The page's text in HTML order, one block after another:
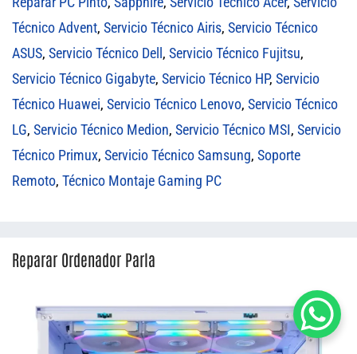
Técnico Advent, Servicio Técnico Airis, Servicio Técnico
ASUS, Servicio Técnico Dell, Servicio Técnico Fujitsu,
Servicio Técnico Gigabyte, Servicio Técnico HP, Servicio
Técnico Huawei, Servicio Técnico Lenovo, Servicio Técnico
LG, Servicio Técnico Medion, Servicio Técnico MSI, Servicio
Técnico Primux, Servicio Técnico Samsung, Soporte
Remoto, Técnico Montaje Gaming PC
Reparar Ordenador Parla